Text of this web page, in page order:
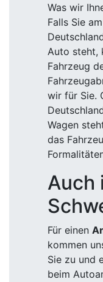
Was wir
Falls Sie
Auto steht,
Fahrzeug
wir für Sie.
Wagen
das
Auch
Für einen
kommen
Sie zu und
beim